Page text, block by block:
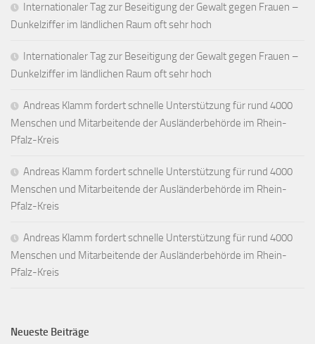
Internationaler Tag zur Beseitigung der Gewalt gegen Frauen –
Dunkelziffer im ländlichen Raum oft sehr hoch
Internationaler Tag zur Beseitigung der Gewalt gegen Frauen –
Dunkelziffer im ländlichen Raum oft sehr hoch
Andreas Klamm fordert schnelle Unterstützung für rund 4000
Menschen und Mitarbeitende der Ausländerbehörde im Rhein-
Pfalz-Kreis
Andreas Klamm fordert schnelle Unterstützung für rund 4000
Menschen und Mitarbeitende der Ausländerbehörde im Rhein-
Pfalz-Kreis
Andreas Klamm fordert schnelle Unterstützung für rund 4000
Menschen und Mitarbeitende der Ausländerbehörde im Rhein-
Pfalz-Kreis
Neueste Beiträge